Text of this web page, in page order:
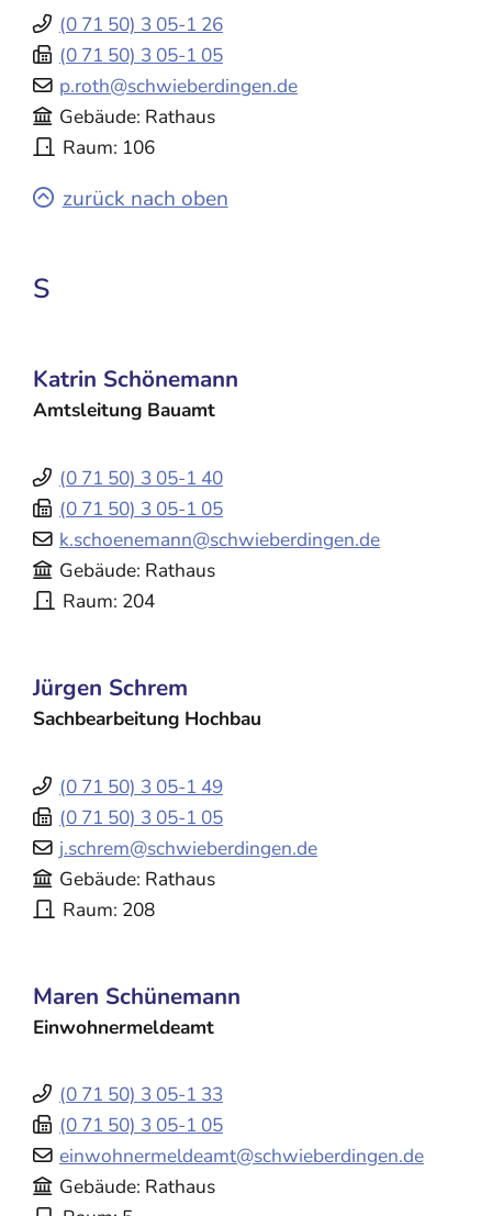
(0 71 50) 3 05-1 26
(0 71 50) 3 05-1 05
p.roth@schwieberdingen.de
Gebäude Rathaus
Raum 106
zurück nach oben
S
Katrin Schönemann
Amtsleitung Bauamt
(0 71 50) 3 05-1 40
(0 71 50) 3 05-1 05
k.schoenemann@schwieberdingen.de
Gebäude Rathaus
Raum 204
Jürgen Schrem
Sachbearbeitung Hochbau
(0 71 50) 3 05-1 49
(0 71 50) 3 05-1 05
j.schrem@schwieberdingen.de
Gebäude Rathaus
Raum 208
Maren Schünemann
Einwohnermeldeamt
(0 71 50) 3 05-1 33
(0 71 50) 3 05-1 05
einwohnermeldeamt@schwieberdingen.de
Gebäude Rathaus